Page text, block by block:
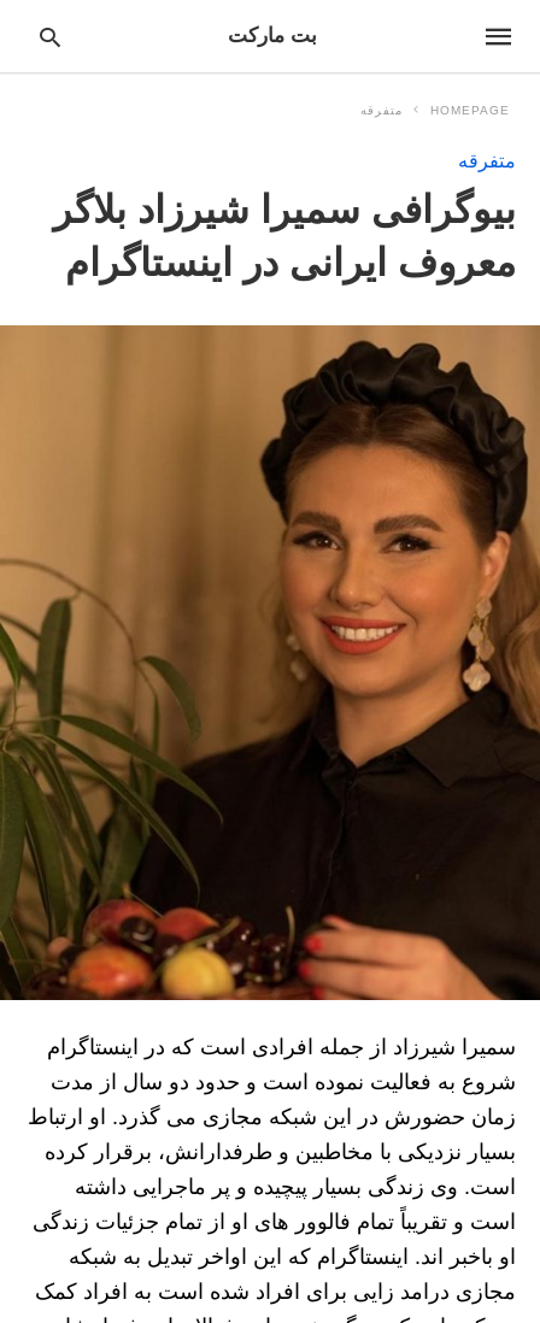
بت مارکت
HOMEPAGE متفرقه
متفرقه
بیوگرافی سمیرا شیرزاد بلاگر
معروف ایرانی در اینستاگرام
سمیرا شیرزاد از جمله افرادی است که در اینستاگرام
شروع به فعالیت نموده است و حدود دو سال از مدت
زمان حضورش در این شبکه مجازی می گذرد. او ارتباط
بسیار نزدیکی با مخاطبین و طرفدارانش، برقرار کرده
است. وی زندگی بسیار پیچیده و پر ماجرایی داشته
است و تقریباً تمام فالوور های او از تمام جزئیات زندگی
او باخبر اند. اینستاگرام که این اواخر تبدیل به شبکه
مجازی درامد زایی برای افراد شده است به افراد کمک